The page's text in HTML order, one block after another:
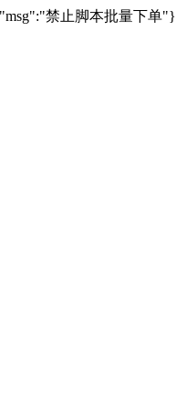
禁止脚本批量下单"}